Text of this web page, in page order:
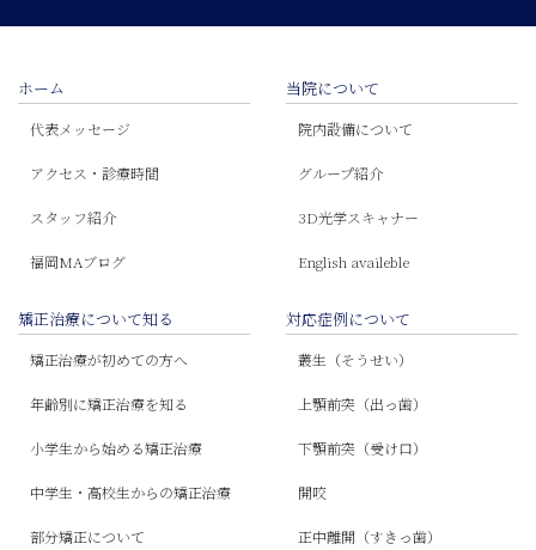
ホーム
代表メッセージ
アクセス・診療時間
スタッフ紹介
福岡MAブログ
当院について
院内設備について
グループ紹介
3D光学スキャナー
English availeble
矯正治療について知る
矯正治療が初めての方へ
年齢別に矯正治療を知る
小学生から始める矯正治療
中学生・高校生からの矯正治療
部分矯正について
対応症例について
叢生（そうせい）
上顎前突（出っ歯）
下顎前突（受け口）
開咬
正中離開（すきっ歯）